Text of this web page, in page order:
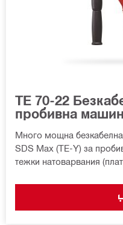
TE 70-22
пробивна
Много мощна
SDS Max (TE-Y) за
тежки натоварвания